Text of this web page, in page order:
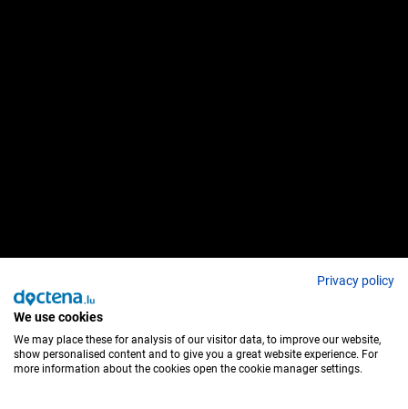
Privacy policy
We use cookies
We may place these for analysis of our visitor data, to improve our website,
show personalised content and to give you a great website experience. For
more information about the cookies open the cookie manager settings.